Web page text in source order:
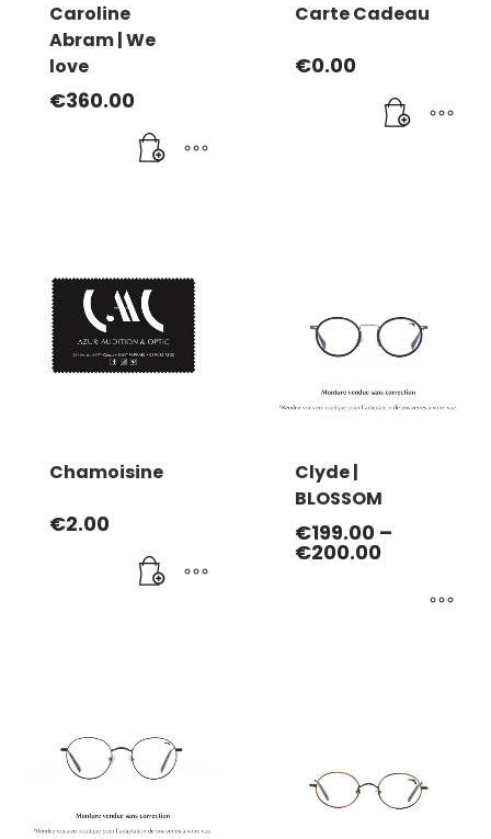
Caroline
Abram | We
love
€360.00
Carte Cadeau
€0.00
Chamoisine
€2.00
Clyde |
BLOSSOM
€199.00 –
€200.00
options